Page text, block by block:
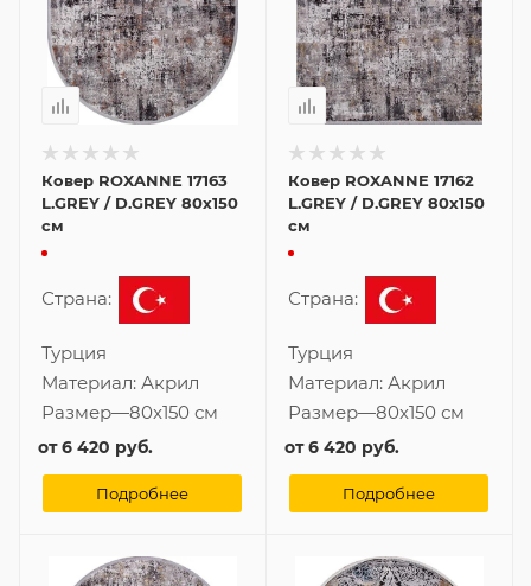
Ковер ROXANNE 17163
L.GREY / D.GREY 80x150
см
Страна:
Турция
Материал: Акрил
Размер—80x150 см
от6 420 руб.
Подробнее
Ковер ROXANNE 17162
L.GREY / D.GREY 80x150
см
Страна:
Турция
Материал: Акрил
Размер—80x150 см
от6 420 руб.
Подробнее